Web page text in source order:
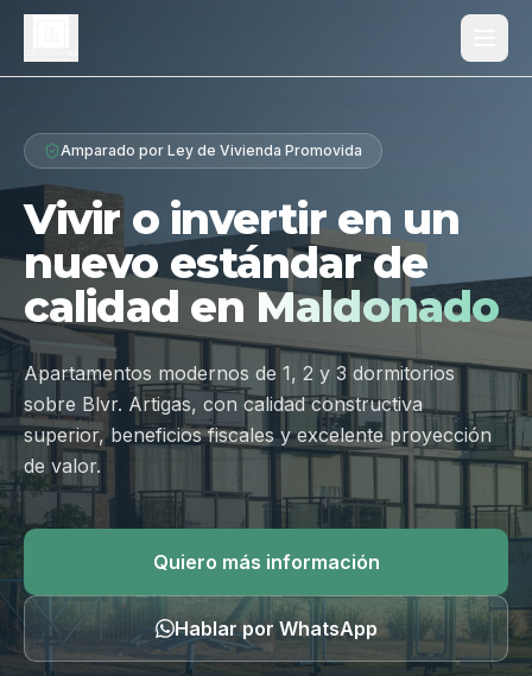
Proyecto
Diferenciales
Tipologías
Galería
Ubicación
Contacto
Hablar por WhatsApp
Amparado por Ley de Vivienda Promovida
Vivir o invertir en un
nuevo estándar de
calidad en Maldonado
Apartamentos modernos de 1, 2 y 3 dormitorios
sobre Blvr. Artigas, con calidad constructiva
superior, beneficios fiscales y excelente proyección
de valor.
Quiero más información
Hablar por WhatsApp